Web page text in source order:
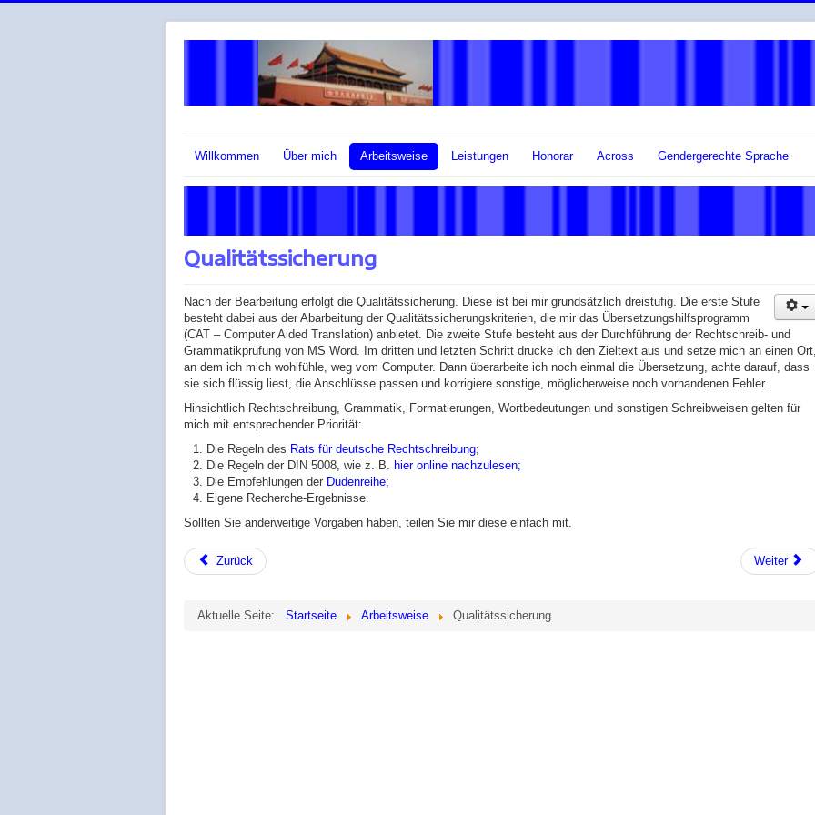
Willkommen Über mich Arbeitsweise Leistungen Honorar Across Gendergerechte Sprache
Qualitätssicherung
Nach der Bearbeitung erfolgt die Qualitätssicherung. Diese ist bei mir grundsätzlich dreistufig. Die erste Stufe
besteht dabei aus der Abarbeitung der Qualitätssicherungskriterien, die mir das Übersetzungshilfsprogramm
(CAT – Computer Aided Translation) anbietet. Die zweite Stufe besteht aus der Durchführung der Rechtschreib- und
Grammatikprüfung von MS Word. Im dritten und letzten Schritt drucke ich den Zieltext aus und setze mich an einen
an dem ich mich wohlfühle, weg vom Computer. Dann überarbeite ich noch einmal die Übersetzung, achte darauf, dass
sie sich flüssig liest, die Anschlüsse passen und korrigiere sonstige, möglicherweise noch vorhandenen Fehler.
Hinsichtlich Rechtschreibung, Grammatik, Formatierungen, Wortbedeutungen und sonstigen Schreibweisen gelten für
mich mit entsprechender Priorität:
Die Regeln des Rats für deutsche Rechtschreibung;
Die Regeln der DIN 5008, wie z. B. hier online nachzulesen;
Die Empfehlungen der Dudenreihe;
Eigene Recherche-Ergebnisse.
Sollten Sie anderweitige Vorgaben haben, teilen Sie mir diese einfach mit.
Zurück Weiter
Aktuelle Seite: Startseite Arbeitsweise Qualitätssicherung